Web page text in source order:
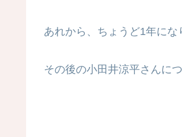
あれから、ちょうど1年にな
その後の小田井涼平さんに